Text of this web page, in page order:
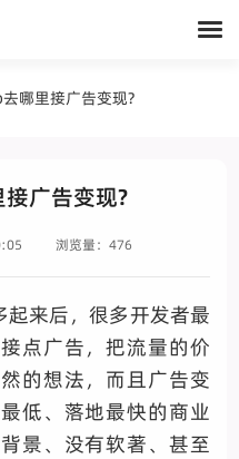
哪里接广告变现?
广告变现?
浏览量：476
来后，很多开发者最
点广告，把流量的价
的想法，而且广告变
低、落地最快的商业
景、没有软著、甚至